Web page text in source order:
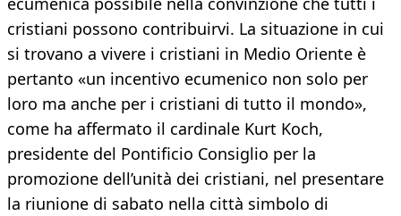
cristiani possono contribuirvi. La situazione in cui
si trovano a vivere i cristiani in Medio Oriente è
pertanto «un incentivo ecumenico non solo per
loro ma anche per i cristiani di tutto il mondo»,
come ha affermato il cardinale Kurt Koch,
presidente del Pontificio Consiglio per la
promozione dell’unità dei cristiani, nel presentare
la riunione di sabato nella città simbolo di